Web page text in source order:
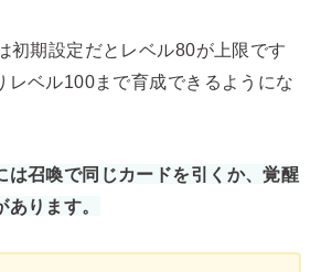
初期設定だとレベル80が上限です
レベル100まで育成できるようにな
は召喚で同じカードを引くか、覚醒
ります。